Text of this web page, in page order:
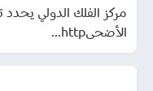
مركز الفلك الدولي
الأضحىhttp...